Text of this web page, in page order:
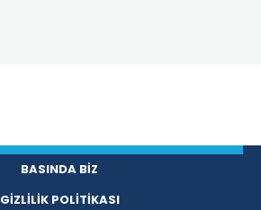
BASINDA BİZ
GİZLİLİK POLİTİKASI